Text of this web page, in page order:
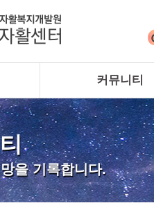
커뮤니티
을 기록합니다.